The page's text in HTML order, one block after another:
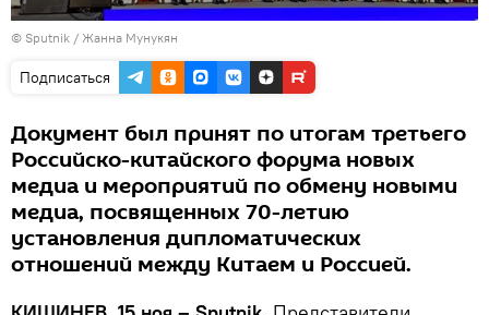
© Sputnik / Жанна Мунукян
Подписаться
Документ был принят по итогам третьего
Российско-китайского форума новых
медиа и мероприятий по обмену новыми
медиа, посвященных 70-летию
установления дипломатических
отношений между Китаем и Россией.